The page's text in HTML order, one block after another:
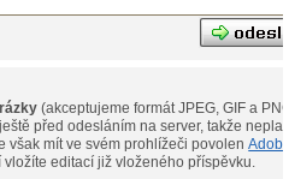
(akceptujeme formát JPEG, GIF a
před odesláním na server, takže
omezení. Musíte však mít ve svém prohlížeči povolen
vložíte editací již vloženého příspěvku.